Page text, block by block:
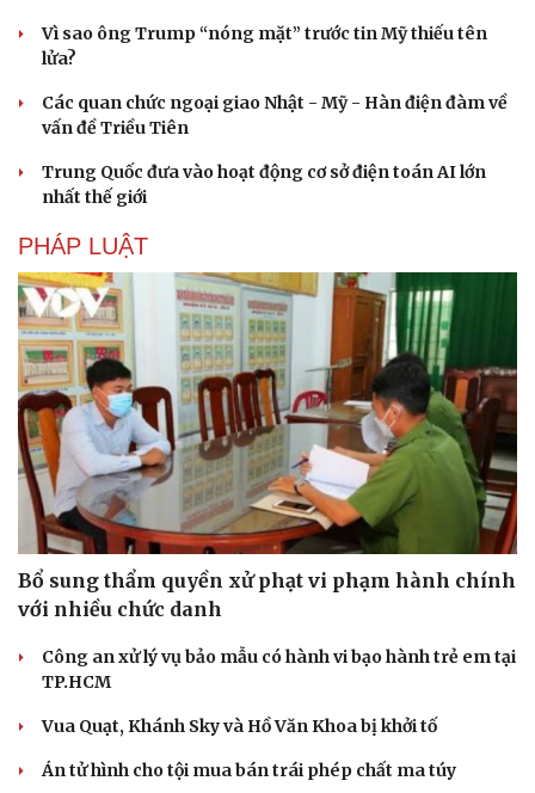
Du lịch
Tư vấn
Săn Tour
check-in
Podcast
Câu chuyện thời sự
Đọc truyện đêm khuya
Cửa sổ tình yêu
Kể chuyện cho bé
Hạt giống tâm hồn
Vì sao ông Trump “nóng mặt” trước tin Mỹ thiếu tên
lửa?
Các quan chức ngoại giao Nhật - Mỹ - Hàn điện đàm về
vấn đề Triều Tiên
Trung Quốc đưa vào hoạt động cơ sở điện toán AI lớn
nhất thế giới
PHÁP LUẬT
Bổ sung thẩm quyền xử phạt vi phạm hành chính
với nhiều chức danh
Công an xử lý vụ bảo mẫu có hành vi bạo hành trẻ em tại
TP.HCM
Vua Quạt, Khánh Sky và Hồ Văn Khoa bị khởi tố
Án tử hình cho tội mua bán trái phép chất ma túy